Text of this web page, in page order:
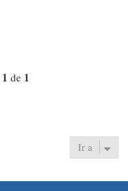
1 de 1
Ir a